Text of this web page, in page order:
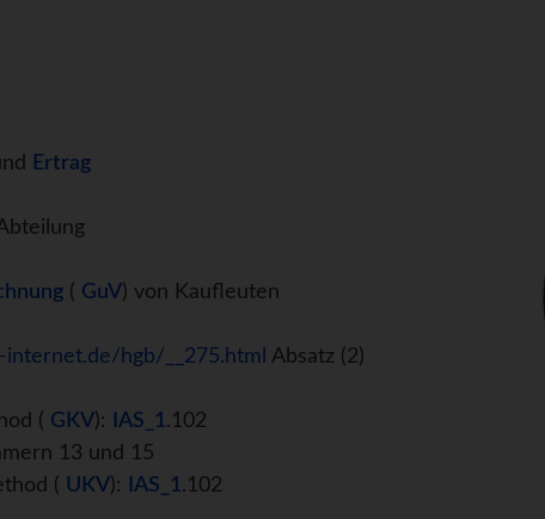
Ertrag
( GuV) von Kaufleuten
hgb/__275.html Absatz (2)
( GKV): IAS_1.102
13 und 15
( UKV): IAS_1.102